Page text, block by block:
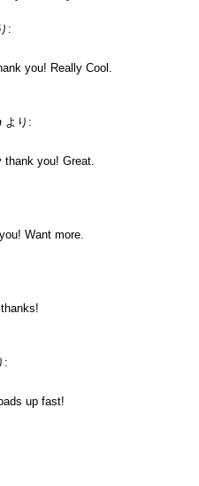
:
you! Really Cool.
より:
you! Great.
Want more.
:
up fast!